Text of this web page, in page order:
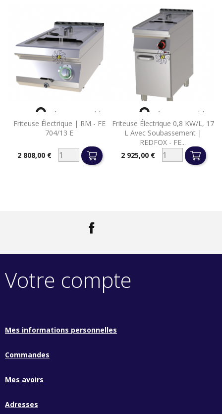
Friteuse Électrique | RM - FE
704/13 E
Prix2 808,00 €
 Aperçu rapide
Friteuse Électrique 0,8 KW/l, 17
L Avec Soubassement |
REDFOX - FE...
Prix2 925,00 €
 Aperçu rapide
Votre compte
Mes informations personnelles
Commandes
Mes avoirs
Adresses